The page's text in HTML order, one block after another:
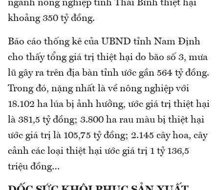
ngành nông nghiệp tỉnh Thái Bình thiệt hại
khoảng 350 tỷ đồng.
Báo cáo thống kê của UBND tỉnh Nam Định
cho thấy tổng giá trị thiệt hại do bão số 3, mưa
lũ gây ra trên địa bàn tỉnh ước gần 564 tỷ đồng.
Trong đó, nặng nhất là về nông nghiệp với
18.102 ha lúa bị ảnh hưởng, ước giá trị thiệt hại
là 381,5 tỷ đồng; 3.800 ha rau màu bị thiệt hại
ước giá trị là 105,75 tỷ đồng; 2.145 cây hoa, cây
cảnh các loại thiệt hại ước giá trị 1 tỷ 136,5
triệu đồng…